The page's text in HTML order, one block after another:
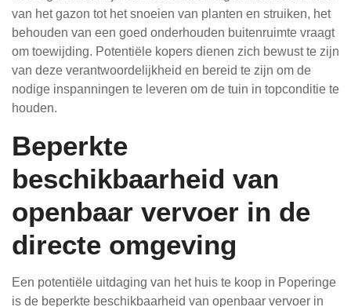
van het gazon tot het snoeien van planten en struiken, het
behouden van een goed onderhouden buitenruimte vraagt
om toewijding. Potentiële kopers dienen zich bewust te zijn
van deze verantwoordelijkheid en bereid te zijn om de
nodige inspanningen te leveren om de tuin in topconditie te
houden.
Beperkte
beschikbaarheid van
openbaar vervoer in de
directe omgeving
Een potentiële uitdaging van het huis te koop in Poperinge
is de beperkte beschikbaarheid van openbaar vervoer in